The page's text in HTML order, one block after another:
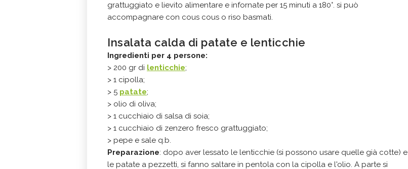
grattuggiato e lievito alimentare e infornate per 15 minuti a 180°. si può
accompagnare con cous cous o riso basmati.
Insalata calda di patate e lenticchie
Ingredienti per 4 persone:
> 200 gr di lenticchie;
> 1 cipolla;
> 5 patate;
> olio di oliva;
> 1 cucchiaio di salsa di soia;
> 1 cucchiaio di zenzero fresco grattuggiato;
> pepe e sale q.b.
Preparazione: dopo aver lessato le lenticchie (si possono usare quelle già cotte) e
le patate a pezzetti, si fanno saltare in pentola con la cipolla e l'olio. A parte si